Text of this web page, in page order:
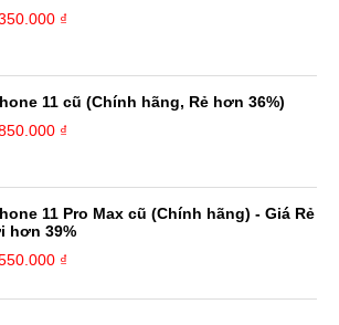
₫
11 cũ (Chính hãng, Rẻ hơn 36%)
₫
11 Pro Max cũ (Chính hãng) - Giá Rẻ
hơn 39%
₫